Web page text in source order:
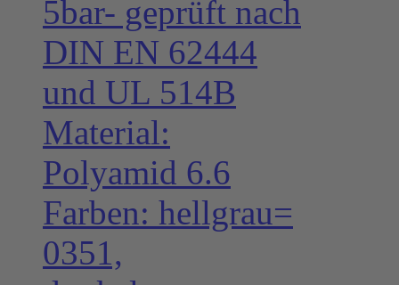
5bar- geprüft nach
DIN EN 62444
und UL 514B
Material:
Polyamid 6.6
Farben: hellgrau=
0351,